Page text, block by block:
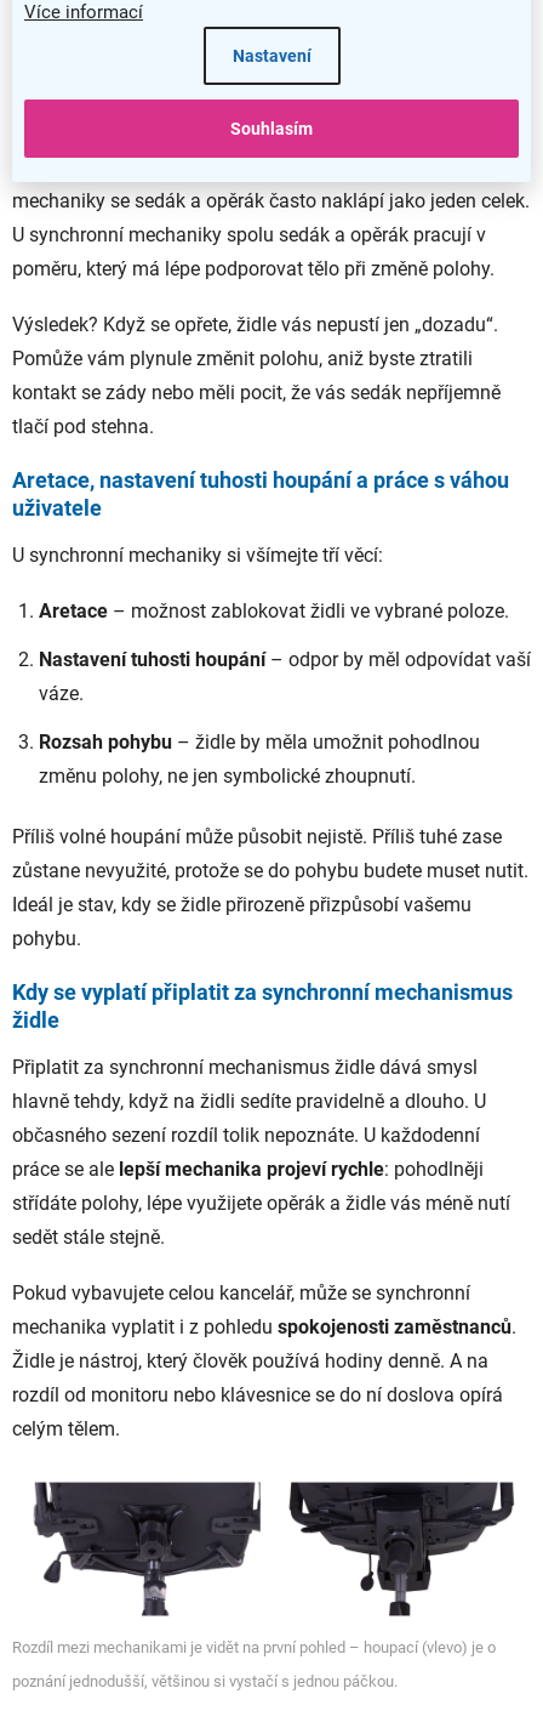
Více informací
Nastavení
Souhlasím
Synchronní mechanika detailně: proč je ideální
mechaniky se sedák a opěrák často naklápí jako jeden celek.
U synchronní mechaniky spolu sedák a opěrák pracují v
poměru, který má lépe podporovat tělo při změně polohy.
Výsledek? Když se opřete, židle vás nepustí jen „dozadu“.
Pomůže vám plynule změnit polohu, aniž byste ztratili
kontakt se zády nebo měli pocit, že vás sedák nepříjemně
tlačí pod stehna.
Aretace, nastavení tuhosti houpání a práce s váhou
uživatele
U synchronní mechaniky si všímejte tří věcí:
Aretace – možnost zablokovat židli ve vybrané poloze.
Nastavení tuhosti houpání– odpor by měl odpovídat vaší
váze.
Rozsah pohybu – židle by měla umožnit pohodlnou
změnu polohy, ne jen symbolické zhoupnutí.
Příliš volné houpání může působit nejistě. Příliš tuhé zase
zůstane nevyužité, protože se do pohybu budete muset nutit.
Ideál je stav, kdy se židle přirozeně přizpůsobí vašemu
pohybu.
Kdy se vyplatí připlatit za synchronní mechanismus
židle
Připlatit za synchronní mechanismus židle dává smysl
hlavně tehdy, když na židli sedíte pravidelně a dlouho. U
občasného sezení rozdíl tolik nepoznáte. U každodenní
práce se ale lepší mechanika projeví rychle: pohodlněji
střídáte polohy, lépe využijete opěrák a židle vás méně nutí
sedět stále stejně.
Pokud vybavujete celou kancelář, může se synchronní
mechanika vyplatit i z pohledu spokojenosti zaměstnanců.
Židle je nástroj, který člověk používá hodiny denně. A na
rozdíl od monitoru nebo klávesnice se do ní doslova opírá
celým tělem.
Rozdíl mezi mechanikami je vidět na první pohled – houpací (vlevo) je o
poznání jednodušší, většinou si vystačí s jednou páčkou.